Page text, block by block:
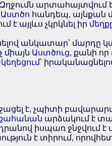
արտահայտվում
Աստծո հանդեպ, այնքան
այլևս չկրկնել իր
անկատար՝ մարդը
միայն Աստծուց, քանի
՝
է, չպիտի
արձակում է
իսպառ ջնջվում է
է տիրում,